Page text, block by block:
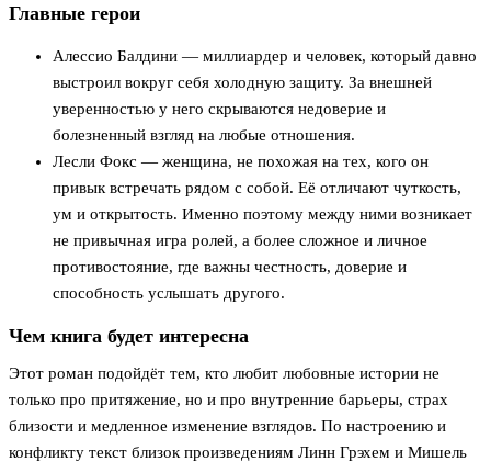
Главные герои
Алессио Балдини — миллиардер и человек, который давно
выстроил вокруг себя холодную защиту. За внешней
уверенностью у него скрываются недоверие и
болезненный взгляд на любые отношения.
Лесли Фокс — женщина, не похожая на тех, кого он
привык встречать рядом с собой. Её отличают чуткость,
ум и открытость. Именно поэтому между ними возникает
не привычная игра ролей, а более сложное и личное
противостояние, где важны честность, доверие и
способность услышать другого.
Чем книга будет интересна
Этот роман подойдёт тем, кто любит любовные истории не
только про притяжение, но и про внутренние барьеры, страх
близости и медленное изменение взглядов. По настроению и
конфликту текст близок произведениям Линн Грэхем и Мишель